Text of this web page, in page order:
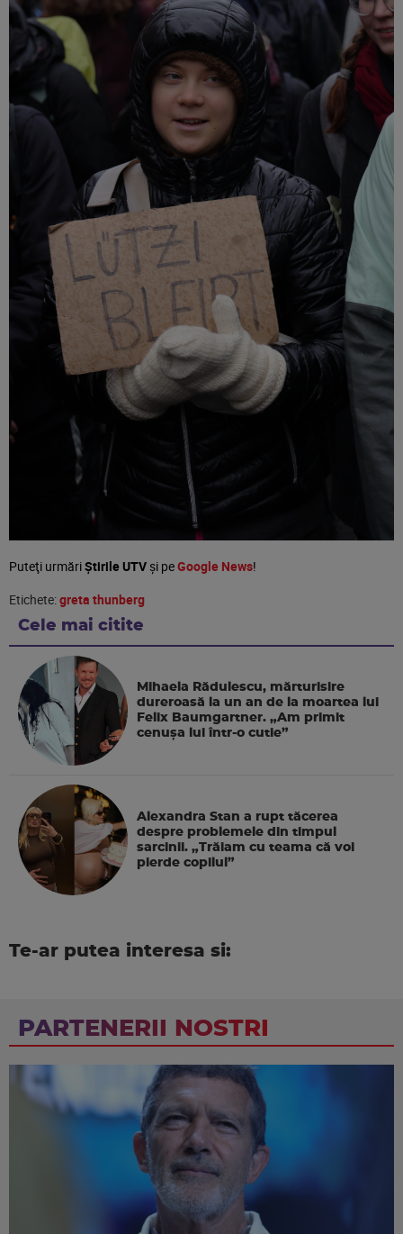
Puteţi urmăriȘtirile UTVşi peGoogle News!
Etichete:greta thunberg
Cele mai citite
Mihaela Rădulescu, mărturisire
dureroasă la un an de la moartea lui
Felix Baumgartner. „Am primit
cenușa lui într-o cutie”
Alexandra Stan a rupt tăcerea
despre problemele din timpul
sarcinii. „Trăiam cu teama că voi
pierde copilul”
Te-ar putea interesa si:
PARTENERII NOSTRI